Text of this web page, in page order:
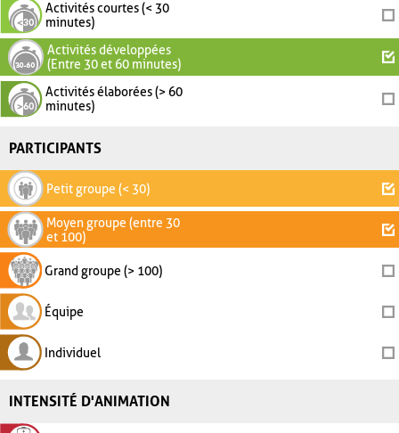
Activités courtes (< 30
minutes)
Activités développées
(Entre 30 et 60 minutes)
Activités élaborées (> 60
minutes)
PARTICIPANTS
Petit groupe (< 30)
Moyen groupe (entre 30
et 100)
Grand groupe (> 100)
Équipe
Individuel
INTENSITÉ D'ANIMATION